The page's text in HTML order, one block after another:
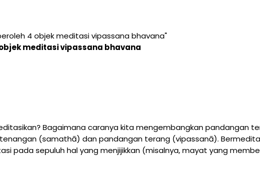
4 objek meditasi vipassana bhavana"
meditasi vipassana bhavana
Bagaimana caranya kita mengembangkan pandangan
(samathā) dan pandangan terang (vipassanā).
pada sepuluh hal yang menjijikkan (misalnya, mayat yang